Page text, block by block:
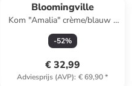
Bloomingville
Kom "Amalia" crème/blauw -
Ø 24 cm
-52%
€ 32,99
Adviesprijs (AVP): € 69,90*